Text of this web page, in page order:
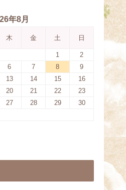
年8月
木 金 土 日
1
2
6 7 8
9
13 14 15
16
20 21 22
23
27 28 29
30